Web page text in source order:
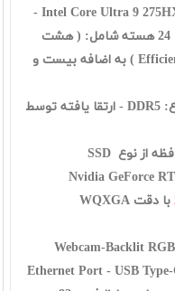
Intel Core Ultra 9 275HX 2.1GHz up to 5.4GHz -
حافظه کش 36 مگابایت - تعداد هسته: 24 هسته شامل: ( هشت
هسته Performance + شانزده هسته Efficient ) به اضافه بیست و
- ارتقا یافته توسط
SSD
IPS با دقت WQXGA
Webcam-Backlit
Ethernet Port - USB